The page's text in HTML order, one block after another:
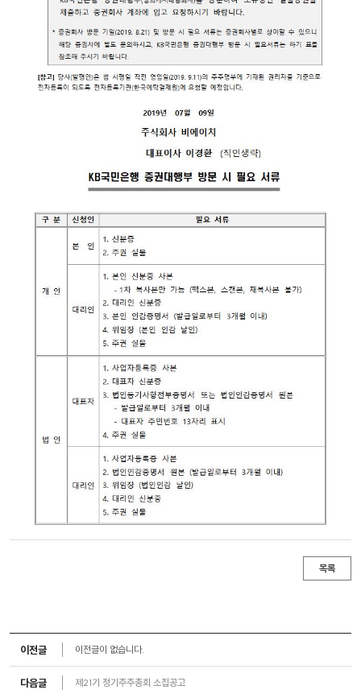
목록
이전글 이전글이 없습니다.
다음글 제21기 정기주주총회 소집공고